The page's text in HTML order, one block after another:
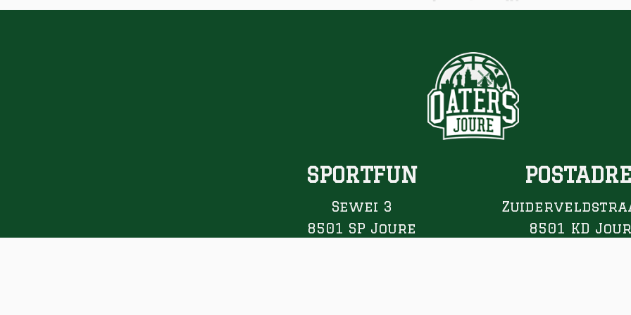
SPORTFUN
Sewei 3
8501 SP Joure
8501 KD